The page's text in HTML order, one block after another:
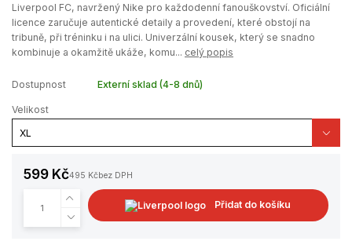
Liverpool FC, navržený Nike pro každodenní fanouškovství. Oficiální
licence zaručuje autentické detaily a provedení, které obstojí na
tribuně, při tréninku i na ulici. Univerzální kousek, který se snadno
kombinuje a okamžitě ukáže, komu... celý popis
Dostupnost Externí sklad (4-8 dnů)
Velikost
599 Kč495 Kčbez DPH
Přidat do košíku